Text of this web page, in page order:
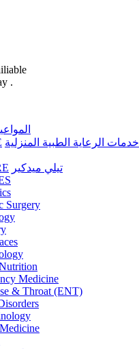
.
خدمات الرعاية الطبية المنزلية
تيلي ميدكير
Surgery
Medicine
& Throat (ENT)